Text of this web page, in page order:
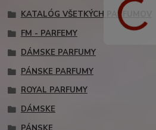
KATALÓG VŠETKÝCH PARFUMOV
FM - PARFEMY
DÁMSKE PARFUMY
PÁNSKE PARFUMY
ROYAL PARFUMY
DÁMSKE